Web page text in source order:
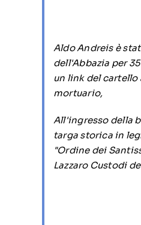
Aldo Andreis è
dell'Abbazia per
un link del
mortuario,
All'ingresso della
targa storica in
"Ordine dei
Lazzaro Custodi